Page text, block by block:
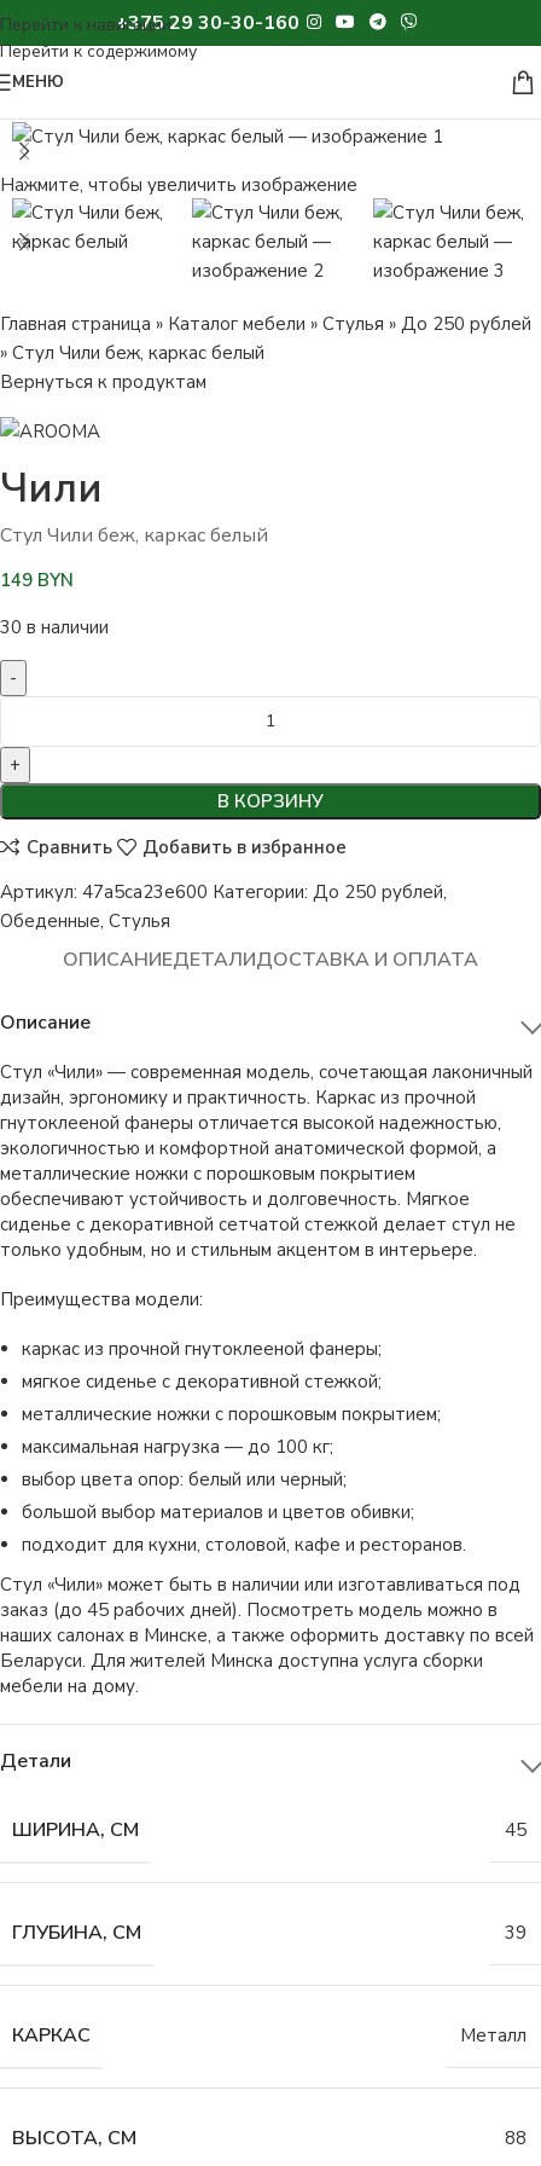
+375 29 30-30-160
МЕНЮ
Нажмите, чтобы увеличить изображение
Главная страница » Каталог мебели » Стулья » До 250 рублей
» Стул Чили беж, каркас белый
Вернуться к продуктам
Чили
Стул Чили беж, каркас белый
149 BYN
30 в наличии
В КОРЗИНУ
Сравнить
Добавить в избранное
Артикул: 47a5ca23e600 Категории: До 250 рублей,
Обеденные, Стулья
ОПИСАНИЕДЕТАЛИДОСТАВКА И ОПЛАТА
Описание
Стул «Чили» — современная модель, сочетающая лаконичный
дизайн, эргономику и практичность. Каркас из прочной
гнутоклееной фанеры отличается высокой надежностью,
экологичностью и комфортной анатомической формой, а
металлические ножки с порошковым покрытием
обеспечивают устойчивость и долговечность. Мягкое
сиденье с декоративной сетчатой стежкой делает стул не
только удобным, но и стильным акцентом в интерьере.
Преимущества модели:
каркас из прочной гнутоклееной фанеры;
мягкое сиденье с декоративной стежкой;
металлические ножки с порошковым покрытием;
максимальная нагрузка — до 100 кг;
выбор цвета опор: белый или черный;
большой выбор материалов и цветов обивки;
подходит для кухни, столовой, кафе и ресторанов.
Стул «Чили» может быть в наличии или изготавливаться под
заказ (до 45 рабочих дней). Посмотреть модель можно в
наших салонах в Минске, а также оформить доставку по всей
Беларуси. Для жителей Минска доступна услуга сборки
мебели на дому.
Детали
ШИРИНА, СМ 45
ГЛУБИНА, СМ 39
КАРКАС Металл
ВЫСОТА, СМ 88